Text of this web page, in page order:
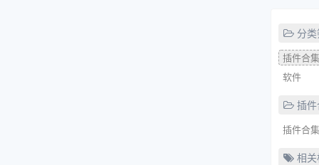
分
插件合集
软件
插
插件合
相